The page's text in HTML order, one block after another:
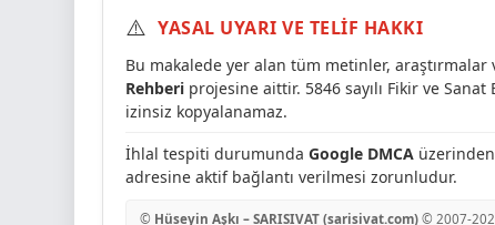
⚠️ YASAL UYARI VE TELİF HAKKI
Bu makalede yer alan tüm metinler, araştırmalar
Rehberi projesine aittir. 5846 sayılı Fikir ve
izinsiz kopyalanamaz.
İhlal tespiti durumunda Google DMCA
adresine aktif bağlantı verilmesi zorunludur.
© Hüseyin Aşkı – SARISIVAT (sarisivat.com) © 2007-